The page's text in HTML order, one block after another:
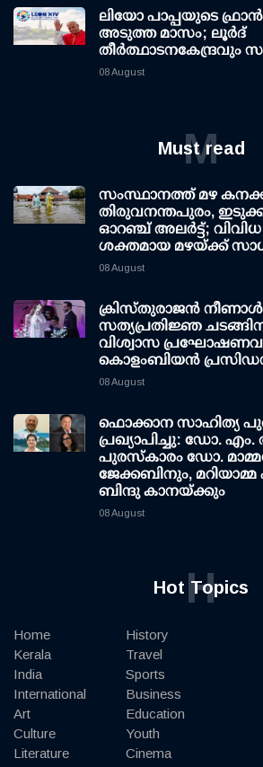
ലിയോ പാപ്പയുടെ
അടുത്ത മാസം; ലൂർദ്
തീർത്ഥാടനകേന്ദ്രവും
08 August
Must read
M
സംസ്ഥാനത്ത് മഴ
തിരുവനന്തപുരം,
ഓറഞ്ച് അലർട്ട്; വിവിധ
ശക്തമായ മഴയ്ക്ക്
08 August
ക്രിസ്തുരാജൻ നീണാൾ
സത്യപ്രതിജ്ഞ
വിശ്വാസ
കൊളംബിയൻ
08 August
ഫൊക്കാന സാഹിത്യ
പ്രഖ്യാപിച്ചു: ഡോ.
പുരസ്‌കാരം ഡോ.
ജേക്കബിനും,
ബിന്ദു കാനയ്ക്കും
08 August
Hot Topics
H
Home
Kerala
India
International
Art
Culture
Literature
History
Travel
Sports
Business
Education
Youth
Cinema